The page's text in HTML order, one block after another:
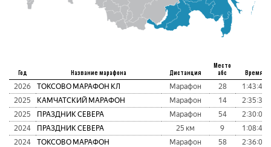
Год Название марафона Дистанция
Место
абс
Время
2026 ТОКСОВО МАРАФОН КЛ Марафон 28
1:43:42
2025
КАМЧАТСКИЙ МАРАФОН Марафон 14
2:35:38
2025
ПРАЗДНИК СЕВЕРА Марафон 54
2:30:06
2024
ПРАЗДНИК СЕВЕРА 25 км 9
1:08:40
2024
ТОКСОВО МАРАФОН Марафон 58
2:36:00